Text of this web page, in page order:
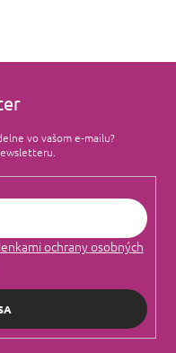
vo vašom e‑mailu?
ochrany osobných